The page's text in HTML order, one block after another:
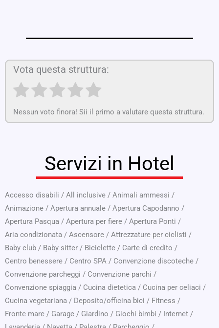
Vota questa struttura:
Nessun voto finora! Sii il primo a valutare questa struttura.
Servizi in Hotel
Accesso disabili / All inclusive / Animali ammessi /
Animazione / Apertura annuale / Apertura Capodanno /
Apertura Pasqua / Apertura per fiere / Apertura Ponti /
Aria condizionata / Ascensore / Attrezzature per ciclisti /
Baby club / Baby sitter / Biciclette / Carte di credito /
Centro benessere / Centro SPA / Convenzione discoteche /
Convenzione parcheggi / Convenzione parchi /
Convenzione spiaggia / Cucina dietetica / Cucina per celiaci /
Cucina vegetariana / Deposito/officina bici / Fitness /
Fronte mare / Garage / Giardino / Giochi bimbi / Internet /